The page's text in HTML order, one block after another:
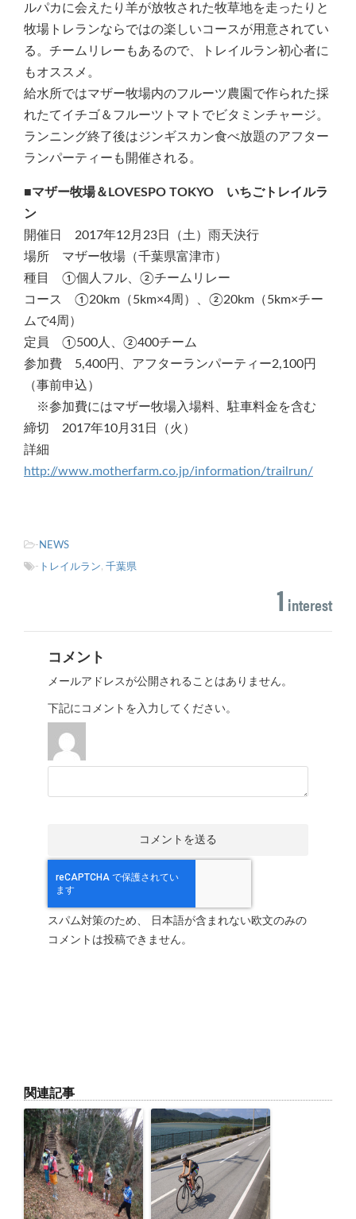
ルパカに会えたり羊が放牧された牧草地を走ったりと
牧場トレランならではの楽しいコースが用意されてい
る。チームリレーもあるので、トレイルラン初心者に
もオススメ。
給水所ではマザー牧場内のフルーツ農園で作られた採
れたてイチゴ＆フルーツトマトでビタミンチャージ。
ランニング終了後はジンギスカン食べ放題のアフター
ランパーティーも開催される。
■マザー牧場＆LOVESPO TOKYO いちごトレイルラ
ン
開催日 2017年12月23日（土）雨天決行
場所 マザー牧場（千葉県富津市）
種目 ①個人フル、②チームリレー
コース ①20km（5km×4周）、②20km（5km×チー
ムで4周）
定員 ①500人、②400チーム
参加費 5,400円、アフターランパーティー2,100円
（事前申込）
※参加費にはマザー牧場入場料、駐車料金を含む
締切 2017年10月31日（火）
詳細
http://www.motherfarm.co.jp/information/trailrun/
- NEWS
- トレイルラン, 千葉県
1 interest
コメント
メールアドレスが公開されることはありません。
下記にコメントを入力してください。
スパム対策のため、 日本語が含まれない欧文のみの
コメントは投稿できません。
関連記事